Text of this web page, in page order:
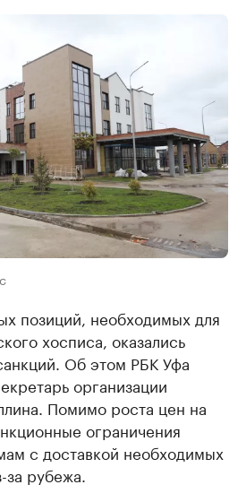
позиций, необходимых для
хосписа, оказались
Об этом РБК Уфа
организации
Помимо роста цен на
ограничения
с доставкой необходимых
рубежа.